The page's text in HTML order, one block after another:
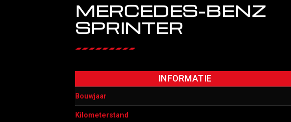
MERCEDES-BENZ
SPRINTER
INFORMATIE
Bouwjaar
Kilometerstand